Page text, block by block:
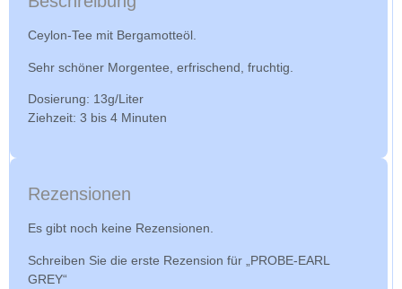
Ceylon-Tee mit Bergamotteöl.
Sehr schöner Morgentee, erfrischend, fruchtig.
Dosierung: 13g/Liter
Ziehzeit: 3 bis 4 Minuten
Rezensionen
Es gibt noch keine Rezensionen.
Schreiben Sie die erste Rezension für „PROBE-EARL
GREY“